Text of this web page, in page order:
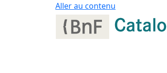
Aller au contenu
Panneau de gestion des cookies